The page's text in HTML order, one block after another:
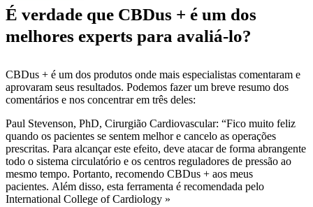
É verdade que CBDus + é um dos
melhores experts para avaliá-lo?
CBDus + é um dos produtos onde mais especialistas comentaram e
aprovaram seus resultados. Podemos fazer um breve resumo dos
comentários e nos concentrar em três deles:
Paul Stevenson, PhD, Cirurgião Cardiovascular: “Fico muito feliz
quando os pacientes se sentem melhor e cancelo as operações
prescritas. Para alcançar este efeito, deve atacar de forma abrangente
todo o sistema circulatório e os centros reguladores de pressão ao
mesmo tempo. Portanto, recomendo CBDus + aos meus
pacientes. Além disso, esta ferramenta é recomendada pelo
International College of Cardiology »